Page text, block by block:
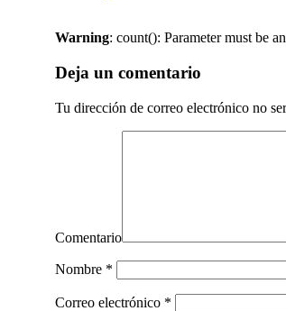
Warning: count(): Parameter must be
Deja un comentario
Tu dirección de correo electrónico no
Comentario
Nombre *
Correo electrónico *